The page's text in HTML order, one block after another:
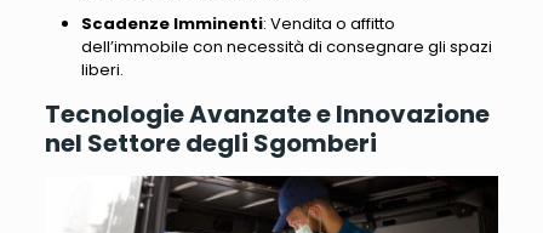
Scadenze Imminenti: Vendita o affitto
dell’immobile con necessità di consegnare gli spazi
liberi.
Tecnologie Avanzate e Innovazione
nel Settore degli Sgomberi